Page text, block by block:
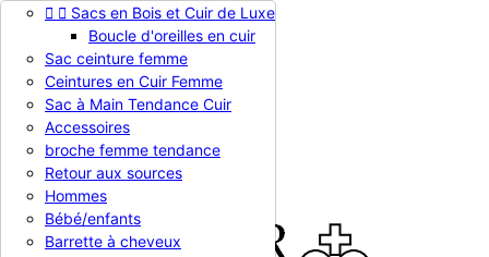
Appelez-nous :0786510612
EUR € 
EUR €
RUB RUB
Connexion
shopping_cart Panier (0)
  Sacs en Bois et Cuir de Luxe
Boucle d'oreilles en cuir
Sac ceinture femme
Ceintures en Cuir Femme
Sac à Main Tendance Cuir
Accessoires
broche femme tendance
Retour aux sources
Hommes
Bébé/enfants
Barrette à cheveux